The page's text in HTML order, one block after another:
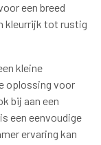
een breed
kleurrijk tot rustig
kleine
oplossing voor
bij aan een
een eenvoudige
ervaring kan